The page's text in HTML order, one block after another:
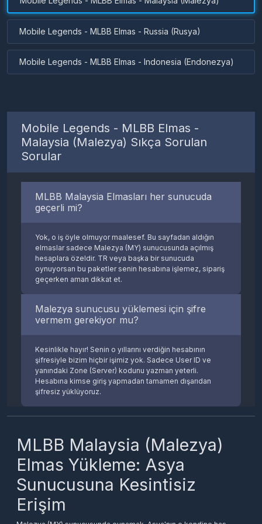
doğru girdiğin sürece, saniyeler içinde otomatik sistemimiz
elmasları doğrudan o uzaklardaki Malezya hesabına ateşler.
Mobile Legends - MLBB Elmas - Russia (Rusya)
Mobile Legends - MLBB Elmas - Indonesia (Endonezya)
Mobile Legends - MLBB Elmas -
Malaysia (Malezya) Sıkça Sorulan
Sorular
MLBB Malaysia Elmasları her sunucuda
geçerli mi?
Yok, o iş öyle olmuyor maalesef. Bu sayfadan aldığın
elmaslar sadece Malezya (MY) sunucusunda açılmış
hesaplara özeldir. TR veya başka bir sunucuda
oynuyorsan bu paketler senin hesabına işlemez, sipariş
geçerken aman dikkat et.
Malezya sunucusu yüklemesi için şifre
vermem gerekiyor mu?
Kesinlikle hayır! Senin o yıllarını verdiğin hesabının
şifresiyle bizim hiçbir işimiz yok. Sadece User ID ve
yanındaki Zone (Server) kodunu yazman yeterli.
Hesabına kimse giriş yapmadan tamamen dışarıdan
şifresiz yüklüyoruz.
Bizde sistemi tamamen otomatiğe bağladık, manuel
işlem bekleme derdi yok. Ödemeni geçtiğin an robot
devreye girer ve elmaslar saniyeler içinde Malezya'daki
hesabına ateşlenir. Oyuna dönüp bi' yenilemen yeterli.
MLBB Malaysia (Malezya)
Elmas Yükleme: Asya
Sunucusuna Kesintisiz
Erişim